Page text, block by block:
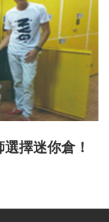
擇迷你倉！